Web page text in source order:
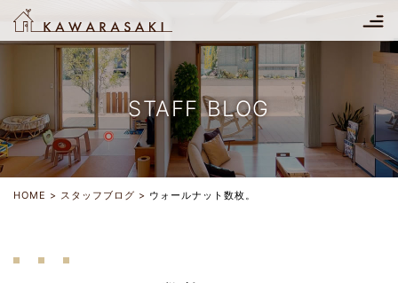
STAFF BLOG
HOME スタッフブログ ウォールナット数枚。